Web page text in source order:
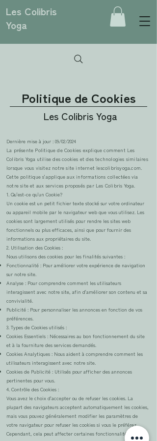
Les Colibris
Yoga
Politique de Cookies
Les Colibris Yoga
Dernière mise à jour : 09/02/2024
La présente Politique de Cookies explique comment Les
Colibris Yoga utilise des cookies et des technologies similaires
lorsque vous visitez notre site internet lescolibrisyoga.com.
Cette politique s'applique aux informations collectées via
notre site et aux services proposés par Les Colibris Yoga.
1. Qu'est-ce qu'un Cookie?
Un cookie est un petit fichier texte stocké sur votre ordinateur
ou appareil mobile par le navigateur web que vous utilisez. Les
cookies sont largement utilisés pour rendre les sites web
fonctionnels ou plus efficaces, ainsi que pour fournir des
informations aux propriétaires du site.
2. Utilisation des Cookies :
Nous utilisons des cookies pour les finalités suivantes :
Fonctionnalité : Pour améliorer votre expérience de navigation
sur notre site.
Analyse : Pour comprendre comment les utilisateurs
interagissent avec notre site, afin d'améliorer son contenu et sa
convivialité.
Publicité : Pour personnaliser les annonces en fonction de vos
préférences.
3. Types de Cookies utilisés :
Cookies Essentiels : Nécessaires au bon fonctionnement du site
et à la fourniture des services demandés.
Cookies Analytiques : Nous aident à comprendre comment les
utilisateurs interagissent avec notre site.
Cookies de Publicité : Utilisés pour afficher des annonces
pertinentes pour vous.
4. Contrôle des Cookies :
Vous avez le choix d'accepter ou de refuser les cookies. La
plupart des navigateurs acceptent automatiquement les cookies,
mais vous pouvez généralement modifier les paramètres de
votre navigateur pour refuser les cookies si vous le préférez.
Cependant, cela peut affecter certaines fonctionnalités du site.